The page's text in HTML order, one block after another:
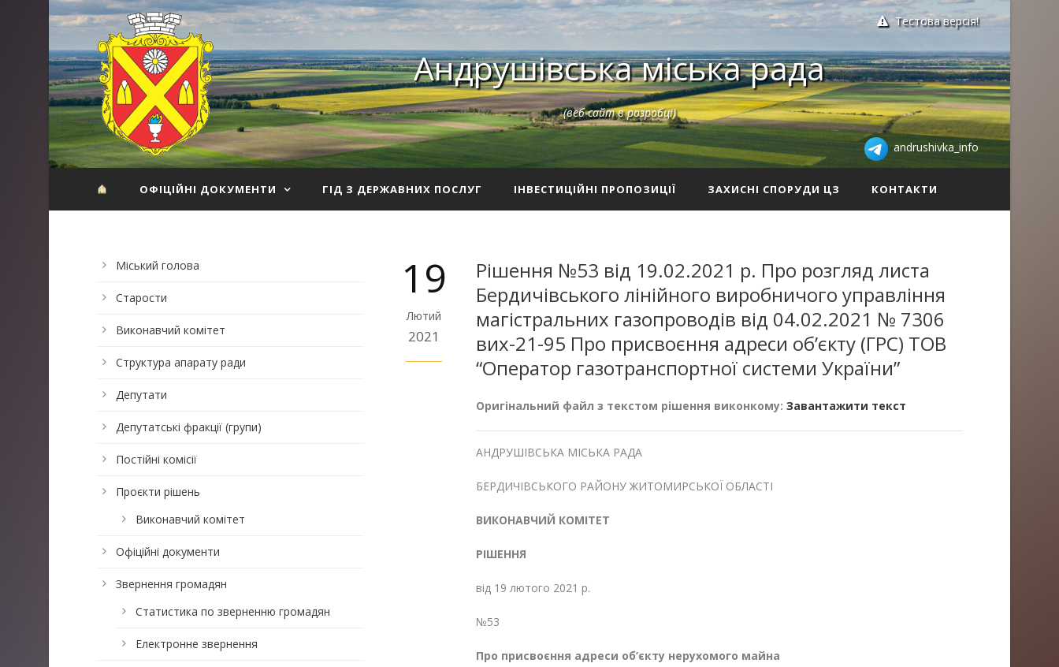
Тестова версія!
Андрушівська міська рада
(веб-сайт в розробці)
andrushivka_info
ОФІЦІЙНІ ДОКУМЕНТИ ГІД З ДЕРЖАВНИХ ПОСЛУГ ІНВЕСТИЦІЙНІ ПРОПОЗИЦІЇ ЗАХИСНІ СПОРУДИ ЦЗ КОНТАКТИ
19
Лютий
2021
Рішення №53 від 19.02.2021 р. Про розгляд листа
Бердичівського лінійного виробничого управління
магістральних газопроводів від 04.02.2021 № 7306
вих-21-95 Про присвоєння адреси об’єкту (ГРС) ТОВ
“Оператор газотранспортної системи України”
Оригінальний файл з текстом рішення виконкому: Завантажити текст
АНДРУШІВСЬКА МІСЬКА РАДА
БЕРДИЧІВСЬКОГО РАЙОНУ ЖИТОМИРСЬКОЇ ОБЛАСТІ
ВИКОНАВЧИЙ КОМІТЕТ
РІШЕННЯ
від 19 лютого 2021 р.
№53
Про присвоєння адреси об’єкту нерухомого майна
Міський голова
Старости
Виконавчий комітет
Структура апарату ради
Депутати
Депутатські фракції (групи)
Постійні комісії
Проєкти рішень
Виконавчий комітет
Офіційні документи
Звернення громадян
Статистика по зверненню громадян
Електронне звернення